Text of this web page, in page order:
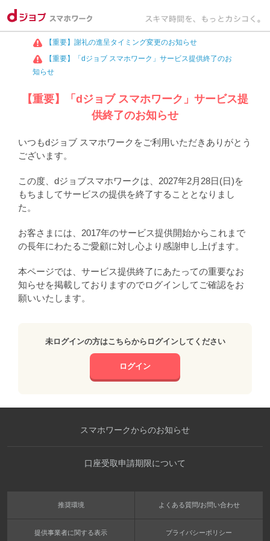
【重要】謝礼の進呈タイミング変更のお知らせ
【重要】「dジョブ スマホワーク」サービス提供終了のお
知らせ
【重要】「dジョブ スマホワーク」サービス提
供終了のお知らせ
いつもdジョブ スマホワークをご利用いただきありがとう
ございます。
この度、dジョブスマホワークは、2027年2月28日(日)を
もちましてサービスの提供を終了することとなりまし
た。
お客さまには、2017年のサービス提供開始からこれまで
の長年にわたるご愛顧に対し心より感謝申し上げます。
本ページでは、サービス提供終了にあたっての重要なお
知らせを掲載しておりますのでログインしてご確認をお
願いいたします。
未ログインの方はこちらからログインしてください
ログイン
スマホワークからのお知らせ
口座受取申請期限について
推奨環境 よくある質問/お問い合わせ
提供事業者に関する表示 プライバシーポリシー